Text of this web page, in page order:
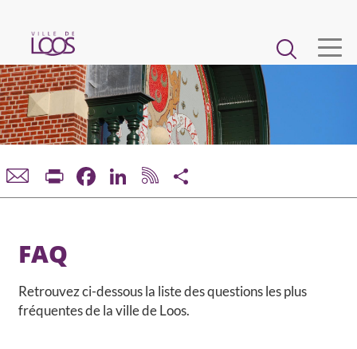
contenu
principalMain
navigation
VIE MUNICIPALE
DÉMARCHES ET SERVICES
CADRE DE VIE ET URBANISME
ENFANCE, JEUNESSE, ÉDUCATION, RESTAURATION
CULTURE, SPORT, ASSOCIATIONS
Print FacebookLinkedIn
FAQ
Retrouvez ci-dessous la liste des questions les plus
fréquentes de la ville de Loos.